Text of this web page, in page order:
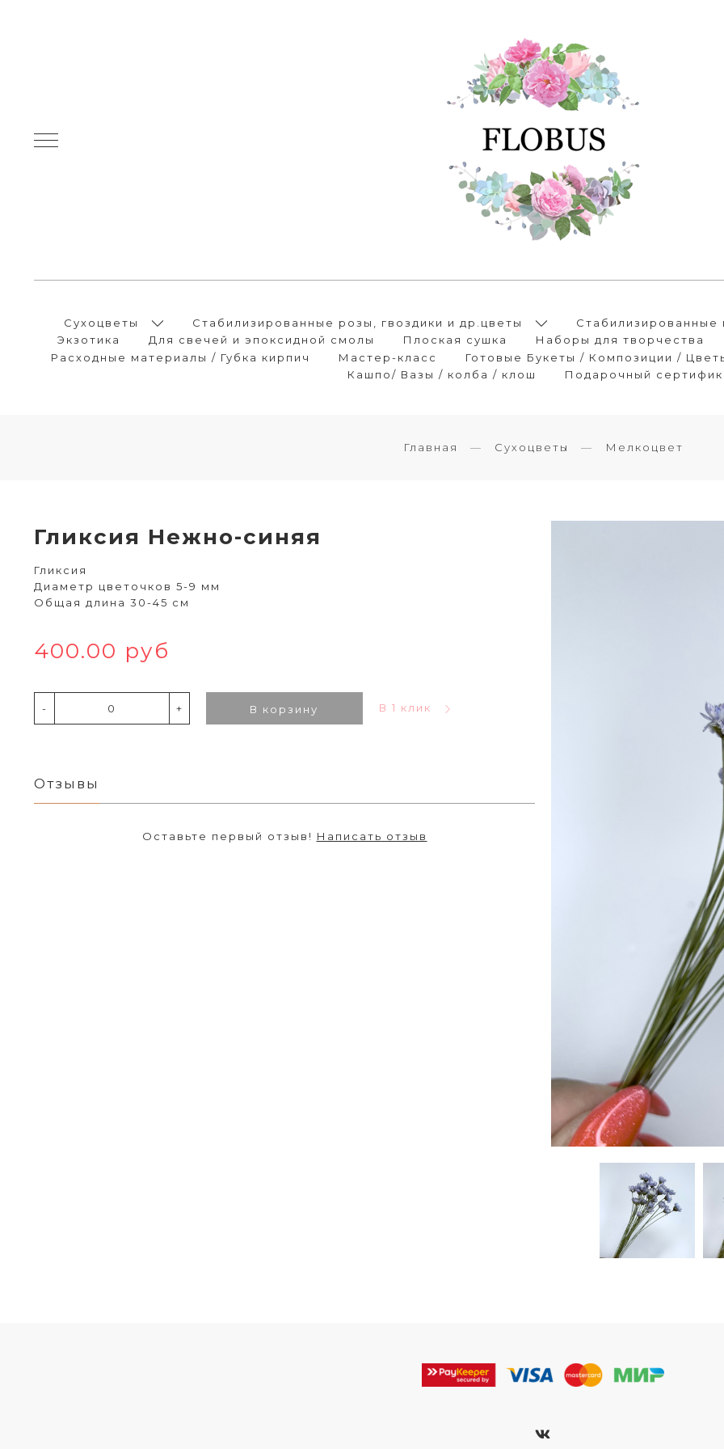
Сухоцветы Стабилизированные розы, гвоздики и др.цветы
Стабилизированные
Экзотика
Для свечей и эпоксидной смолы Плоская сушка
Наборы для творчества
Расходные материалы / Губка кирпич
Мастер-класс
Готовые Букеты / Композиции /
Кашпо/ Вазы / колба / клош
Подарочный
Главная Сухоцветы Мелкоцвет
Гликсия Нежно-синяя
Гликсия
Диаметр цветочков 5-9 мм
Общая длина 30-45 см
400.00 руб
- + В корзину В 1 клик
Отзывы
Оставьте первый отзыв! Написать отзыв